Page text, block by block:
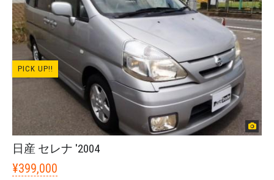
PICK UP!!
日産 セレナ '2004
¥399,000